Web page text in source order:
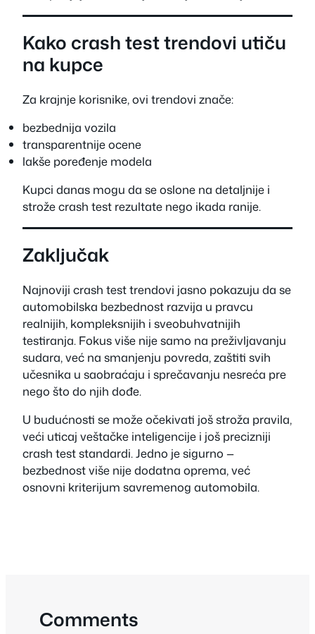
Kako crash test trendovi utiču
na kupce
Za krajnje korisnike, ovi trendovi znače:
bezbednija vozila
transparentnije ocene
lakše poređenje modela
Kupci danas mogu da se oslone na detaljnije i
strože crash test rezultate nego ikada ranije.
Zaključak
Najnoviji crash test trendovi jasno pokazuju da se
automobilska bezbednost razvija u pravcu
realnijih, kompleksnijih i sveobuhvatnijih
testiranja. Fokus više nije samo na preživljavanju
sudara, već na smanjenju povreda, zaštiti svih
učesnika u saobraćaju i sprečavanju nesreća pre
nego što do njih dođe.
U budućnosti se može očekivati još stroža pravila,
veći uticaj veštačke inteligencije i još precizniji
crash test standardi. Jedno je sigurno —
bezbednost više nije dodatna oprema, već
osnovni kriterijum savremenog automobila.
Comments